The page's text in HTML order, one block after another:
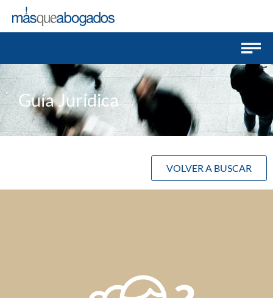
Guía Jurídica
VOLVER A BUSCAR